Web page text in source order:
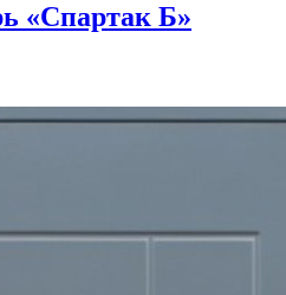
«Спартак Б»